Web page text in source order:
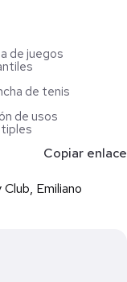
de juegos
de tenis
de usos
Copiar enlace
Emiliano